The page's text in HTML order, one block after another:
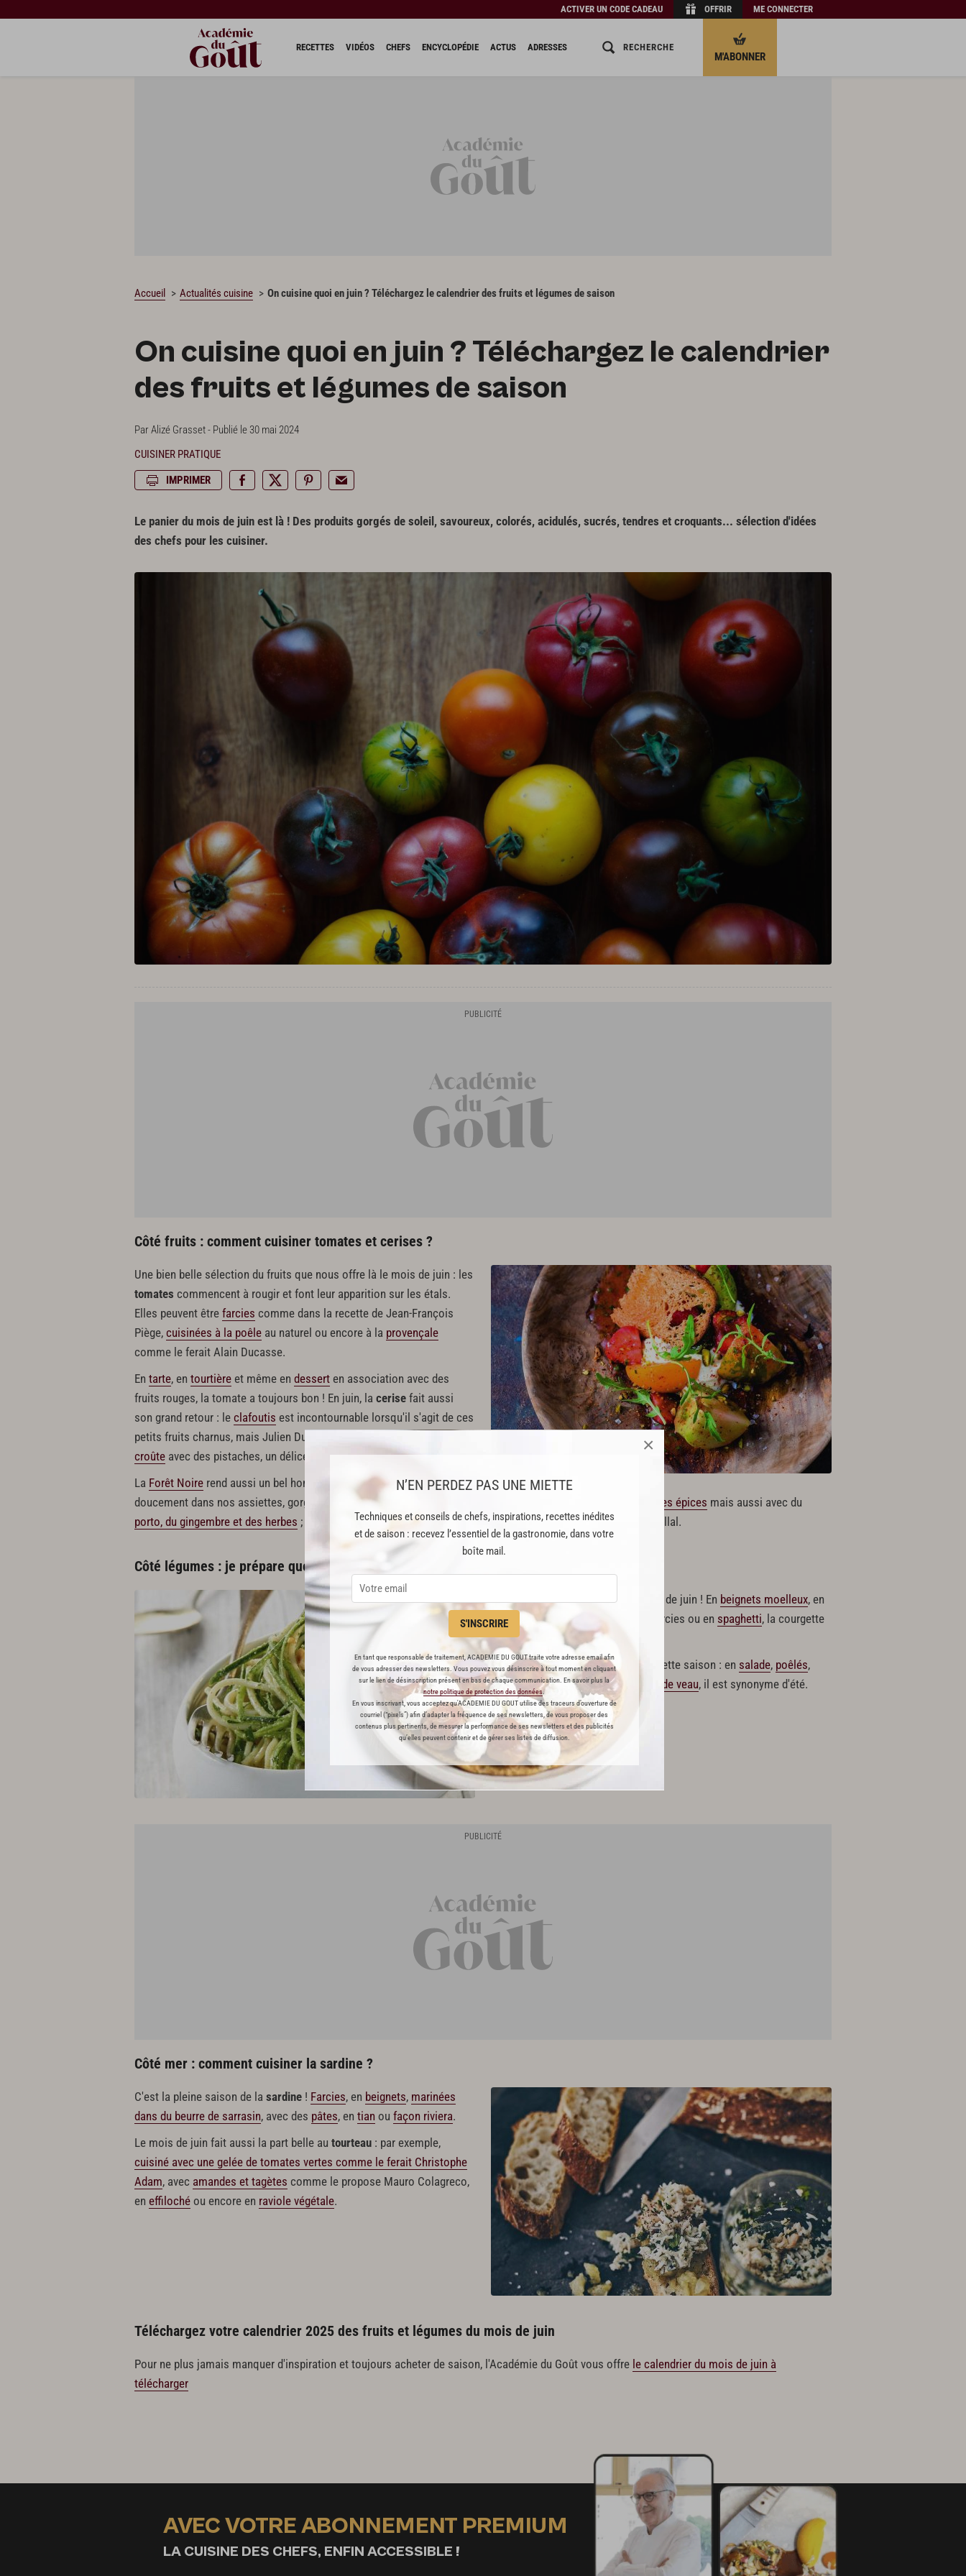
N’EN PERDEZ PAS UNE MIETTE
Techniques et conseils de chefs, inspirations, recettes inédites
et de saison : recevez l’essentiel de la gastronomie, dans votre
boîte mail.
S'INSCRIRE
En tant que responsable de traitement, ACADEMIE DU GOUT traite votre adresse email afin
de vous adresser des newsletters. Vous pouvez vous désinscrire à tout moment en cliquant
sur le lien de désinscription présent en bas de chaque communication. En savoir plus la
notre politique de protection des données.
En vous inscrivant, vous acceptez qu'ACADEMIE DU GOUT utilise des traceurs d’ouverture de
courriel (“pixels”) afin d’adapter la fréquence de ses newsletters, de vous proposer des
contenus plus pertinents, de mesurer la performance de ses newsletters et des publicités
qu’elles peuvent contenir et de gérer ses listes de diffusion.
×
ACTIVER UN CODE CADEAU OFFRIR ME CONNECTER
RECETTES VIDÉOS CHEFS ENCYCLOPÉDIE ACTUS ADRESSES RECHERCHE
M'ABONNER
Accueil Actualités cuisine On cuisine quoi en juin ? Téléchargez le calendrier des fruits et légumes de saison
On cuisine quoi en juin ? Téléchargez le calendrier
des fruits et légumes de saison
Par Alizé Grasset - Publié le 30 mai 2024
CUISINER PRATIQUE
IMPRIMER
Le panier du mois de juin est là ! Des produits gorgés de soleil, savoureux, colorés, acidulés, sucrés, tendres et croquants... sélection d'idées
des chefs pour les cuisiner.
Côté fruits : comment cuisiner tomates et cerises ?
Une bien belle sélection du fruits que nous offre là le mois de juin : les
tomates commencent à rougir et font leur apparition sur les étals.
Elles peuvent être farcies comme dans la recette de Jean-François
Piège, cuisinées à la poêle au naturel ou encore à la provençale
comme le ferait Alain Ducasse.
En tarte, en tourtière et même en dessert en association avec des
fruits rouges, la tomate a toujours bon ! En juin, la cerise fait aussi
son grand retour : le clafoutis est incontournable lorsqu'il s'agit de ces
petits fruits charnus, mais Julien Duboué les propose façon
croûte avec des pistaches, un délice !
La Forêt Noire rend aussi un bel hommage à la cerise. Lemelonarrive
doucement dans nos assiettes, gorgé de soleil, sucré et frais : il s'accompagne à merveille avec le
basilic et des épices mais aussi avec du
porto, du gingembre et des herbes ; il est aussi exquis engaspacho de meloncomme le propose Akrame Benallal.
Côté légumes : je prépare quoi avec des courgettes et des haricots verts ?
Lacourgetteest le légume du mois de juin ! En beignets moelleux, en
galettes croustillantes
, farcies ou en spaghetti, la courgette
est toujours une bonne idée.
Lesharicotssont aussi idéaux en cette saison : en salade, poêlés,
mariés autourteau, avec un tartare de veau, il est synonyme d'été.
Côté mer : comment cuisiner la sardine ?
C'est la pleine saison de la sardine ! Farcies, en beignets, marinées
dans du beurre de sarrasin, avec des pâtes, en tian ou façon riviera.
Le mois de juin fait aussi la part belle au tourteau : par exemple,
cuisiné avec une gelée de tomates vertes comme le ferait Christophe
Adam, avec amandes et tagètes comme le propose Mauro Colagreco,
en effiloché ou encore en raviole végétale.
Téléchargez votre calendrier 2025 des fruits et légumes du mois de juin
Pour ne plus jamais manquer d'inspiration et toujours acheter de saison, l'Académie du Goût vous offre le calendrier du mois de juin à
télécharger
AVEC VOTRE ABONNEMENT PREMIUM
LA CUISINE DES CHEFS, ENFIN ACCESSIBLE !